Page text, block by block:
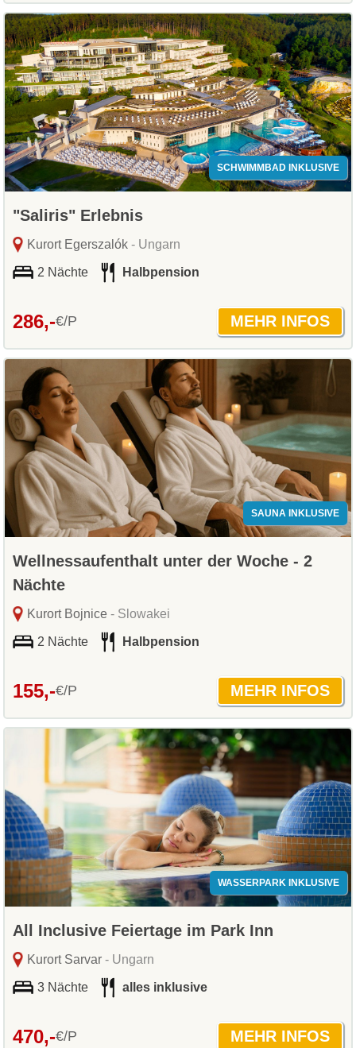
SCHWIMMBAD INKLUSIVE
"Saliris" Erlebnis
Kurort Egerszalók- Ungarn
2 Nächte Halbpension
286,-€/P
SAUNA INKLUSIVE
Wellnessaufenthalt unter der Woche - 2
Nächte
Kurort Bojnice- Slowakei
2 Nächte Halbpension
155,-€/P
WASSERPARK INKLUSIVE
All Inclusive Feiertage im Park Inn
Kurort Sarvar- Ungarn
3 Nächte alles inklusive
470,-€/P